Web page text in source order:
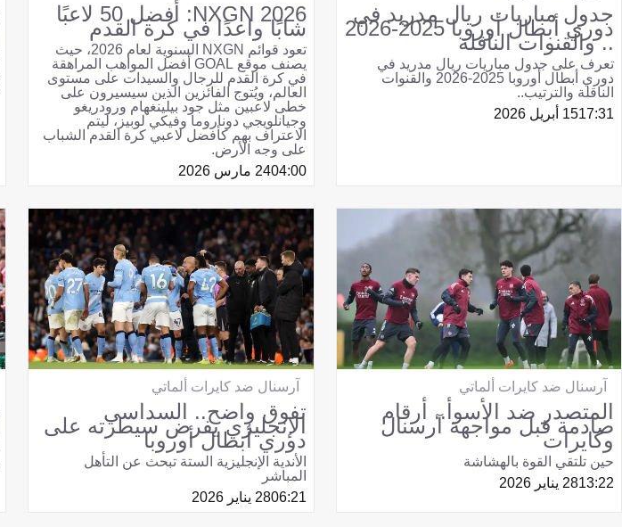
جدول مباريات ريال مدريد في
دوري أبطال أوروبا 2025-2026
.. والقنوات الناقلة
تعرف على جدول مباريات ريال مدريد في
دوري أبطال أوروبا 2025-2026 والقنوات
الناقلة والترتيب..
17:3115 أبريل 2026
NXGN 2026: أفضل 50 لاعبًا
شابًا واعدًا في كرة القدم
تعود قوائم NXGN السنوية لعام 2026، حيث
يصنف موقع GOAL أفضل المواهب المراهقة
في كرة القدم للرجال والسيدات على مستوى
العالم، ويُتوج الفائزين الذين سيسيرون على
خطى لاعبين مثل جود بيلينغهام ورودريغو
وجيانلويجي دوناروما وفيكي لوبيز، ليتم
الاعتراف بهم كأفضل لاعبي كرة القدم الشباب
على وجه الأرض.
04:0024 مارس 2026
آرسنال ضد كايرات ألماتي
المتصدر ضد الأسوأ.. أرقام
صادمة قبل مواجهة آرسنال
وكايرات
حين تلتقي القوة بالهشاشة
13:2228 يناير 2026
آرسنال ضد كايرات ألماتي
تفوق واضح.. السداسي
الإنجليزي يفرض سيطرته على
دوري أبطال أوروبا
الأندية الإنجليزية الستة تبحث عن التأهل
المباشر
06:2128 يناير 2026